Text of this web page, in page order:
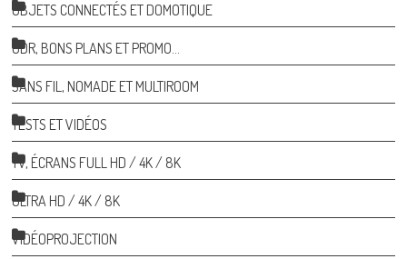
OBJETS CONNECTÉS ET DOMOTIQUE
ODR, BONS PLANS ET PROMO…
SANS FIL, NOMADE ET MULTIROOM
TESTS ET VIDÉOS
TV, ÉCRANS FULL HD / 4K / 8K
ULTRA HD / 4K / 8K
VIDÉOPROJECTION